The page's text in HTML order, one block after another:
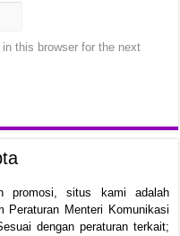
this browser for the next
promosi, situs kami adalah
Peraturan Menteri Komunikasi
dengan peraturan terkait;